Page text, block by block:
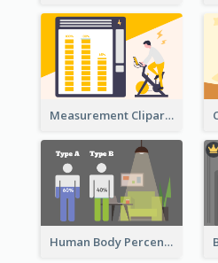
Measurement Clipart
Human Body Percentage Comparison